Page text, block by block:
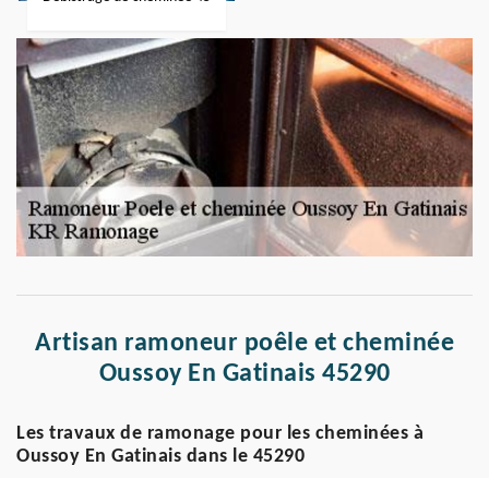
Artisan ramoneur poêle et cheminée
Oussoy En Gatinais 45290
Les travaux de ramonage pour les cheminées à
Oussoy En Gatinais dans le 45290